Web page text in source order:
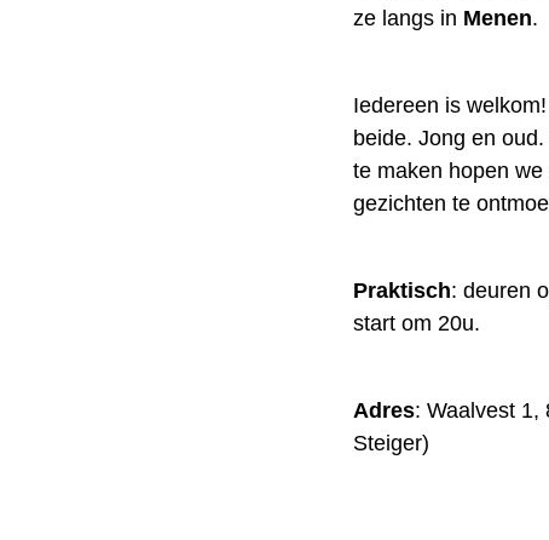
ze langs in Menen.
Iedereen is
beide. Jong en
te maken hopen
gezichten te
Praktisch: deuren
start om 20u.
Adres: Waalvest 1,
Steiger)